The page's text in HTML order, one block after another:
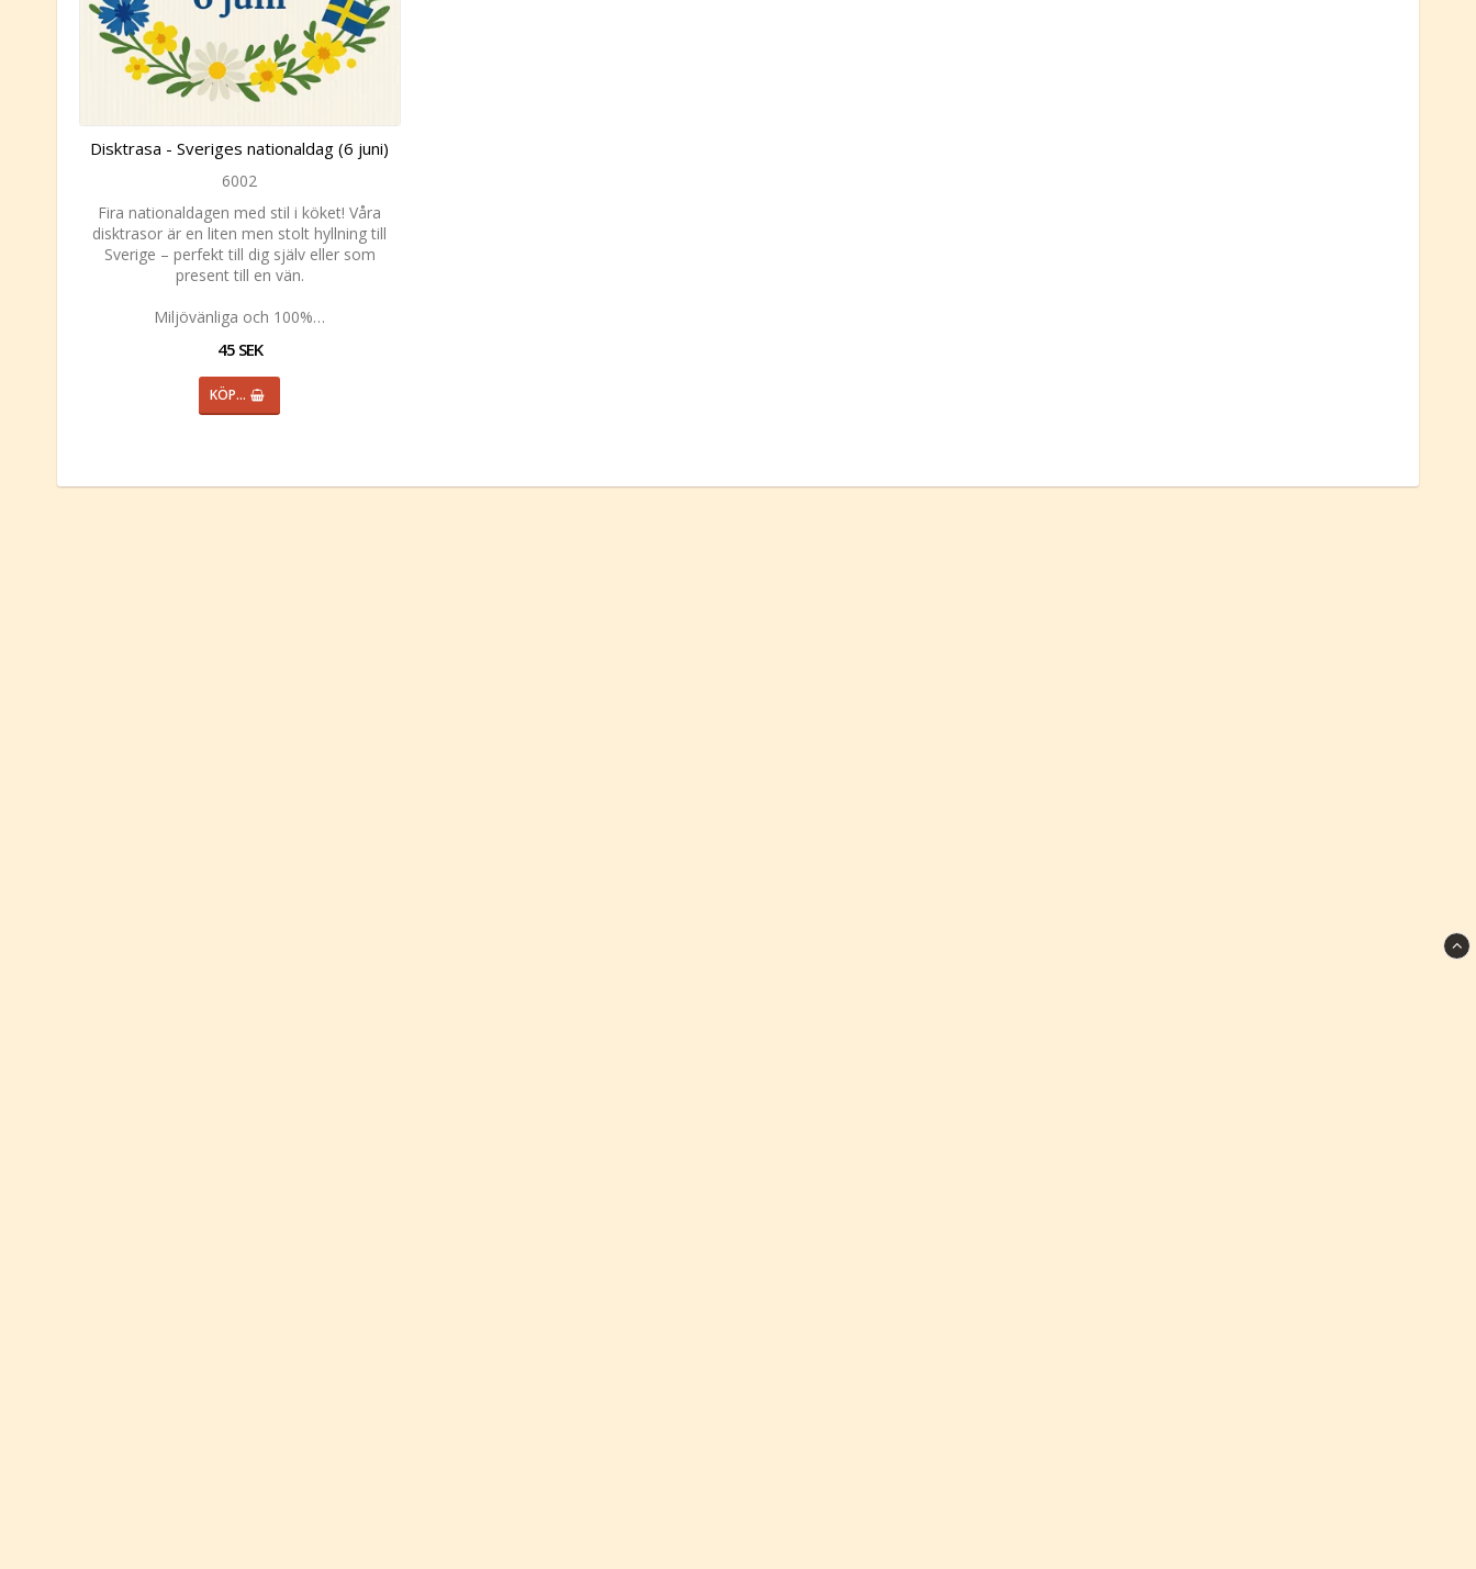
Disktrasa - Sveriges nationaldag (6 juni)
6002
Fira nationaldagen med stil i köket! Våra
disktrasor är en liten men stolt hyllning till
Sverige – perfekt till dig själv eller som
present till en vän.
Miljövänliga och 100%…
45 SEK
KÖP…